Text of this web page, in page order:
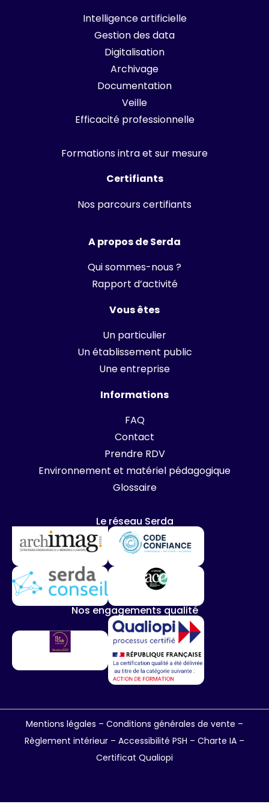
Intelligence artificielle
Gestion des data
Digitalisation
Archivage
Documentation
Veille
Efficacité professionnelle
Formations intra et sur mesure
Certifiants
Nos parcours certifiants
A propos de Serda
Qui sommes-nous ?
Rapport d’activité
Vous êtes
Un particulier
Un établissement public
Une entreprise
Informations
FAQ
Contact
Prendre RDV
Environnement et matériel pédagogique
Glossaire
Le réseau Serda
Nos engagements qualité
Mentions légales – Conditions générales de vente –
Règlement intérieur – Accessibilité PSH – Charte IA –
Certificat Qualiopi